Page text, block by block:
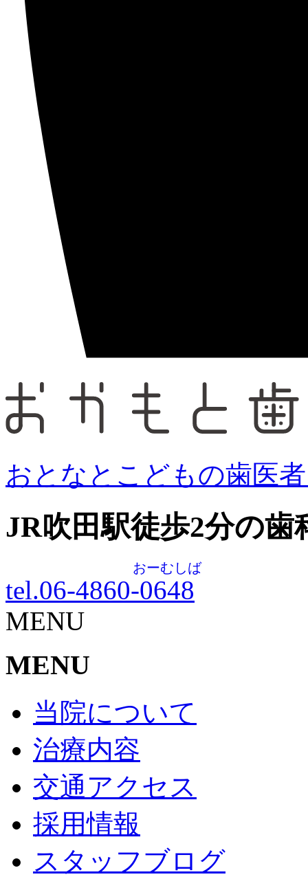
おとなとこどもの歯医
JR吹田駅徒歩2分の歯
tel.06-4860-0648
おーむしば
MENU
MENU
当院について
治療内容
交通アクセス
採用情報
スタッフブログ